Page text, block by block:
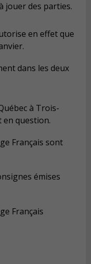
jouer des parties.
en effet que
dans les deux
à Trois-
en question.
Français sont
émises
Français